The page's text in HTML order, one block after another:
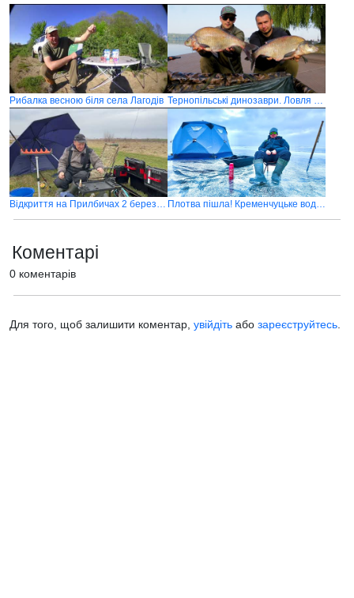
Рибалка весною біля села Лагодів Тернопільські динозаври. Ловля лящів на Тернопільському ставку
Відкриття на Прилбичах 2 березня 2024 Плотва пішла! Кременчуцьке водосховище стало
Коментарі
0 коментарів
Для того, щоб залишити коментар, увійдіть або зареєструйтесь